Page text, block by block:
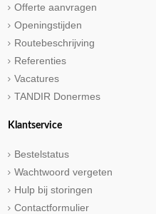
Offerte aanvragen
Openingstijden
Routebeschrijving
Referenties
Vacatures
TANDIR Donermes
Klantservice
Bestelstatus
Wachtwoord vergeten
Hulp bij storingen
Contactformulier